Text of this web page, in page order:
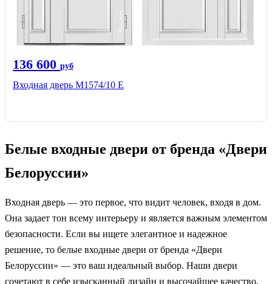
136 600 руб
Входная дверь М1574/10 Е
Белые входные двери от бренда «Двери
Белоруссии»
Входная дверь — это первое, что видит человек, входя в дом.
Она задает тон всему интерьеру и является важным элементом
безопасности. Если вы ищете элегантное и надежное
решение, то белые входные двери от бренда «Двери
Белоруссии» — это ваш идеальный выбор. Наши двери
сочетают в себе изысканный дизайн и высочайшее качество,